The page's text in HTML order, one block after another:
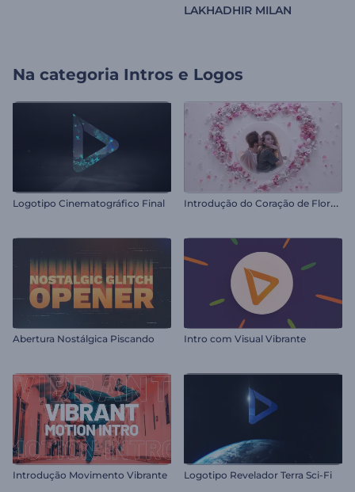
LAKHADHIR MILAN
Na categoria Intros e Logos
Logotipo Cinematográfico Final I
ntrodução do Coração de Flores do Dia dos Namorados
Abertura Nostálgica Piscando Intro com Visual Vibrante
Introdução Movimento Vibrante Logotipo Revelador Terra Sci-Fi